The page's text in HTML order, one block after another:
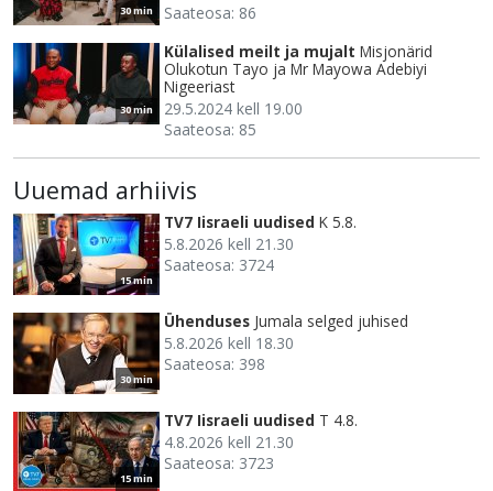
30 min
Saateosa: 86
30 min
Külalised meilt ja mujalt Misjonärid
Olukotun Tayo ja Mr Mayowa Adebiyi
Nigeeriast
29.5.2024 kell 19.00
Saateosa: 85
Uuemad arhiivis
15 min
TV7 Iisraeli uudised K 5.8.
5.8.2026 kell 21.30
Saateosa: 3724
30 min
Ühenduses Jumala selged juhised
5.8.2026 kell 18.30
Saateosa: 398
15 min
TV7 Iisraeli uudised T 4.8.
4.8.2026 kell 21.30
Saateosa: 3723